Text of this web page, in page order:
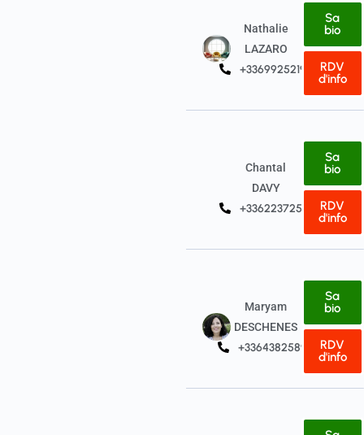
Nathalie
LAZARO
+33699252190
Sa
bio
RDV
d'info
Chantal
DAVY
+33622372512
Sa
bio
RDV
d'info
Maryam
DESCHENES
+33643825898
Sa
bio
RDV
d'info